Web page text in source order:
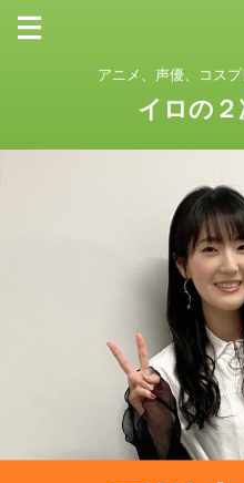
アニメ、声優、コス
イロの